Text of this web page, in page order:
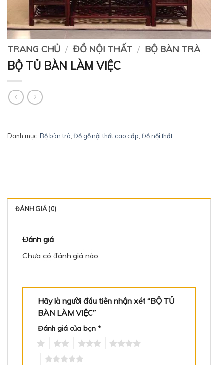
TRANG CHỦ / ĐỒ NỘI THẤT / BỘ BÀN TRÀ
BỘ TỦ BÀN LÀM VIỆC
Danh mục: Bộ bàn trà Đồ gỗ nội thất cao cấp Đồ nội thất
ĐÁNH GIÁ (0)
Đánh giá
Chưa có đánh giá nào.
Hãy là người đầu tiên nhận xét “BỘ TỦ
BÀN LÀM VIỆC”
Đánh giá của bạn *